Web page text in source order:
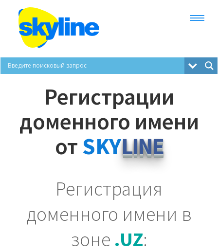
Тарифы и услуги
Телефония
Онлайн АТС
VDS
Домен
Оплата
Регистрации
доменного имени
от SKYLINE
Регистрация
доменного имени в
зоне .UZ: